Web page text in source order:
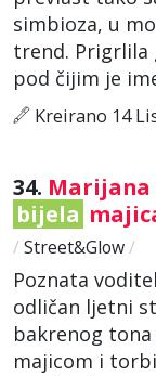
simbioza, u
trend. Prigrlila
pod čijim je
Kreirano 14
34. Marijana
bijela
/ Street&Glow/
Poznata
odličan ljetni
bakrenog
majicom i